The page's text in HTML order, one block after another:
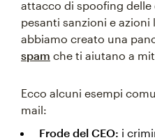
attacco di spoofing
pesanti sanzioni e
abbiamo creato una
spam che ti aiutano a
Ecco alcuni esempi
mail:
Frode del CEO: i